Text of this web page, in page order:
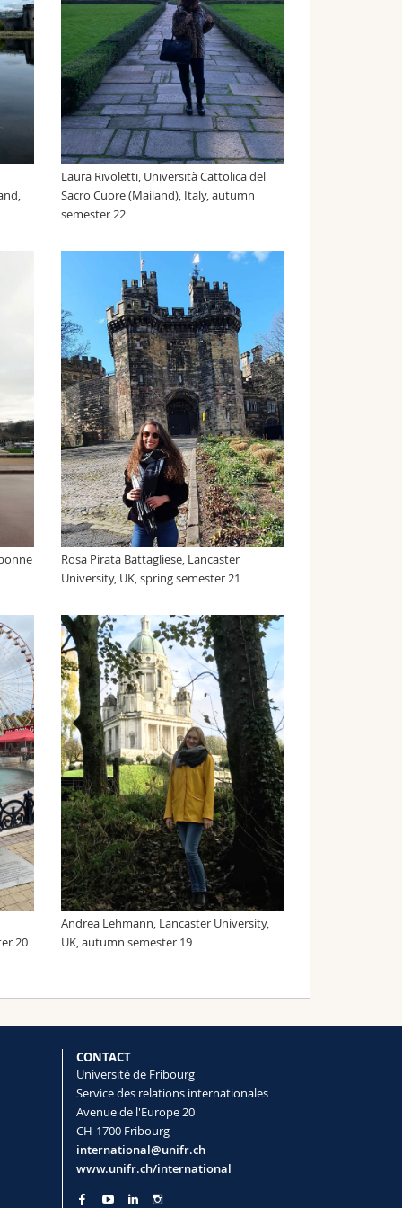
Laura Rivoletti, Università Cattolica del
Sacro Cuore (Mailand), Italy, autumn
semester 22
Rosa Pirata Battagliese, Lancaster
University, UK, spring semester 21
20
Andrea Lehmann, Lancaster University,
UK, autumn semester 19
CONTACT
Université de Fribourg
Service des relations internationales
Avenue de l'Europe 20
CH-1700 Fribourg
international@unifr.ch
www.unifr.ch/international